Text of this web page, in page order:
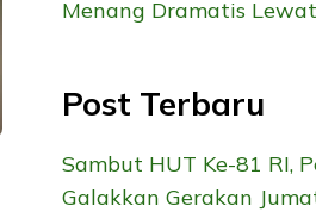
Menang Dramatis
Post Terbaru
Sambut HUT Ke-81 RI,
Galakkan Gerakan